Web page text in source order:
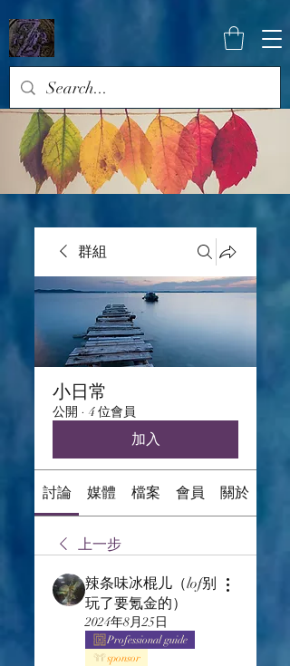
群組
小日常
公開 · 4 位會員
加入
討論 媒體 檔案 會員 關於
上一步
辣条味冰棍儿（lof别
玩了要氪金的）
2024年8月25日
Professional guide
sponsor